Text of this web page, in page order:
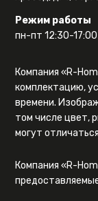
Режим работы
пн-пт 12:30-17:00
Компания «R-
комплектацию,
времени.
том числе цвет,
могут
Компания «R-